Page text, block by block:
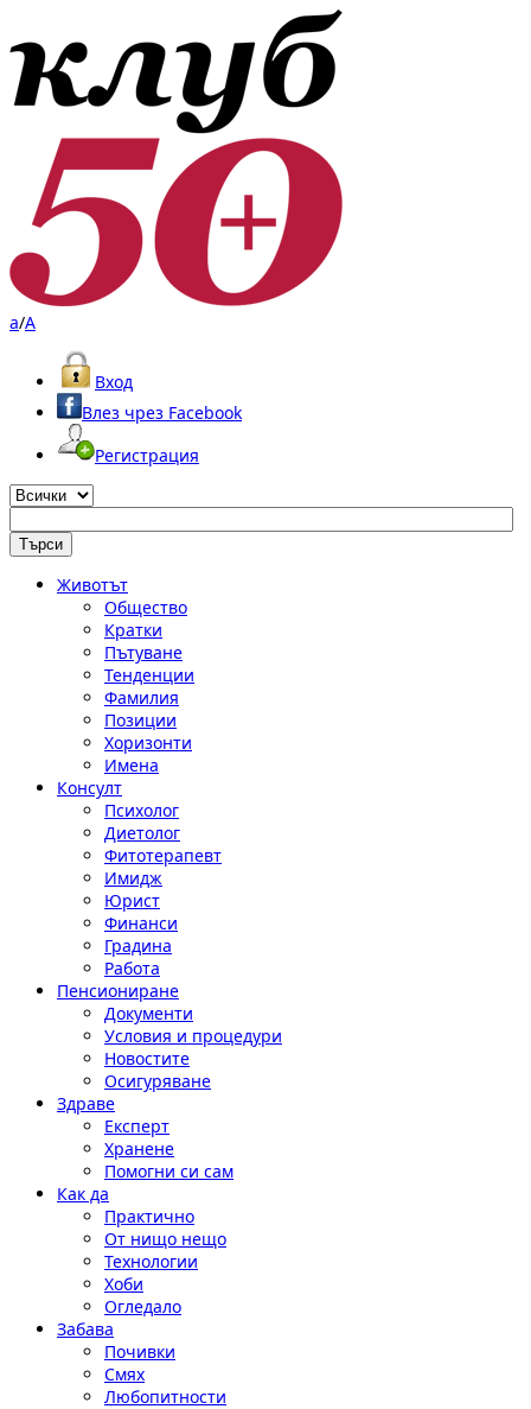
a/A
Вход
Влез чрез Facebook
Регистрация
Животът
Общество
Кратки
Пътуване
Тенденции
Фамилия
Позиции
Хоризонти
Имена
Консулт
Психолог
Диетолог
Фитотерапевт
Имидж
Юрист
Финанси
Градина
Работа
Пенсиониране
Документи
Условия и процедури
Новостите
Осигуряване
Здраве
Експерт
Хранене
Помогни си сам
Как да
Практично
От нищо нещо
Технологии
Хоби
Огледало
Забава
Почивки
Смях
Любопитности